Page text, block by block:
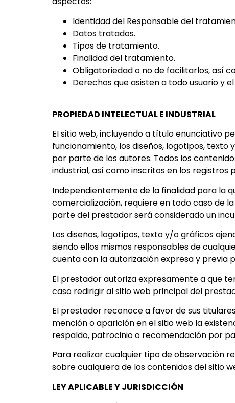
Identidad del Responsable del
Datos tratados.
Tipos de tratamiento.
Finalidad del tratamiento.
Obligatoriedad o no de facilitarlos, así
Derechos que asisten a todo usuario y
PROPIEDAD INTELECTUAL E INDUSTRIAL
EI sitio web, incluyendo a título enunciativo
funcionamiento, los diseños, logotipos,
por parte de los autores. Todos los
industrial, así como inscritos en los registros
Independientemente de la finalidad para la
comercialización, requiere en todo caso de
parte del prestador será considerado un
Los diseños, logotipos, texto y/o gráficos
siendo ellos mismos responsables de
cuenta con la autorización expresa y previa
EI prestador autoriza expresamente a que
caso redirigir al sitio web principal del
EI prestador reconoce a favor de sus
mención o aparición en el sitio web la
respaldo, patrocinio o recomendación por
Para realizar cualquier tipo de observación
sobre cualquiera de los contenidos del sitio
LEY APLICABLE Y JURISDICCIÓN